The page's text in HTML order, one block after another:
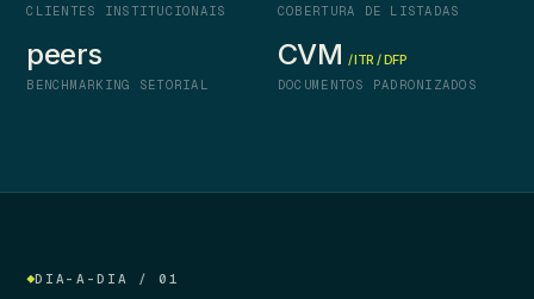
CLIENTES INSTITUCIONAIS
COBERTURA DE LISTADAS
peers
BENCHMARKING SETORIAL
CVM / ITR / DFP
DOCUMENTOS PADRONIZADOS
DIA-A-DIA / 01